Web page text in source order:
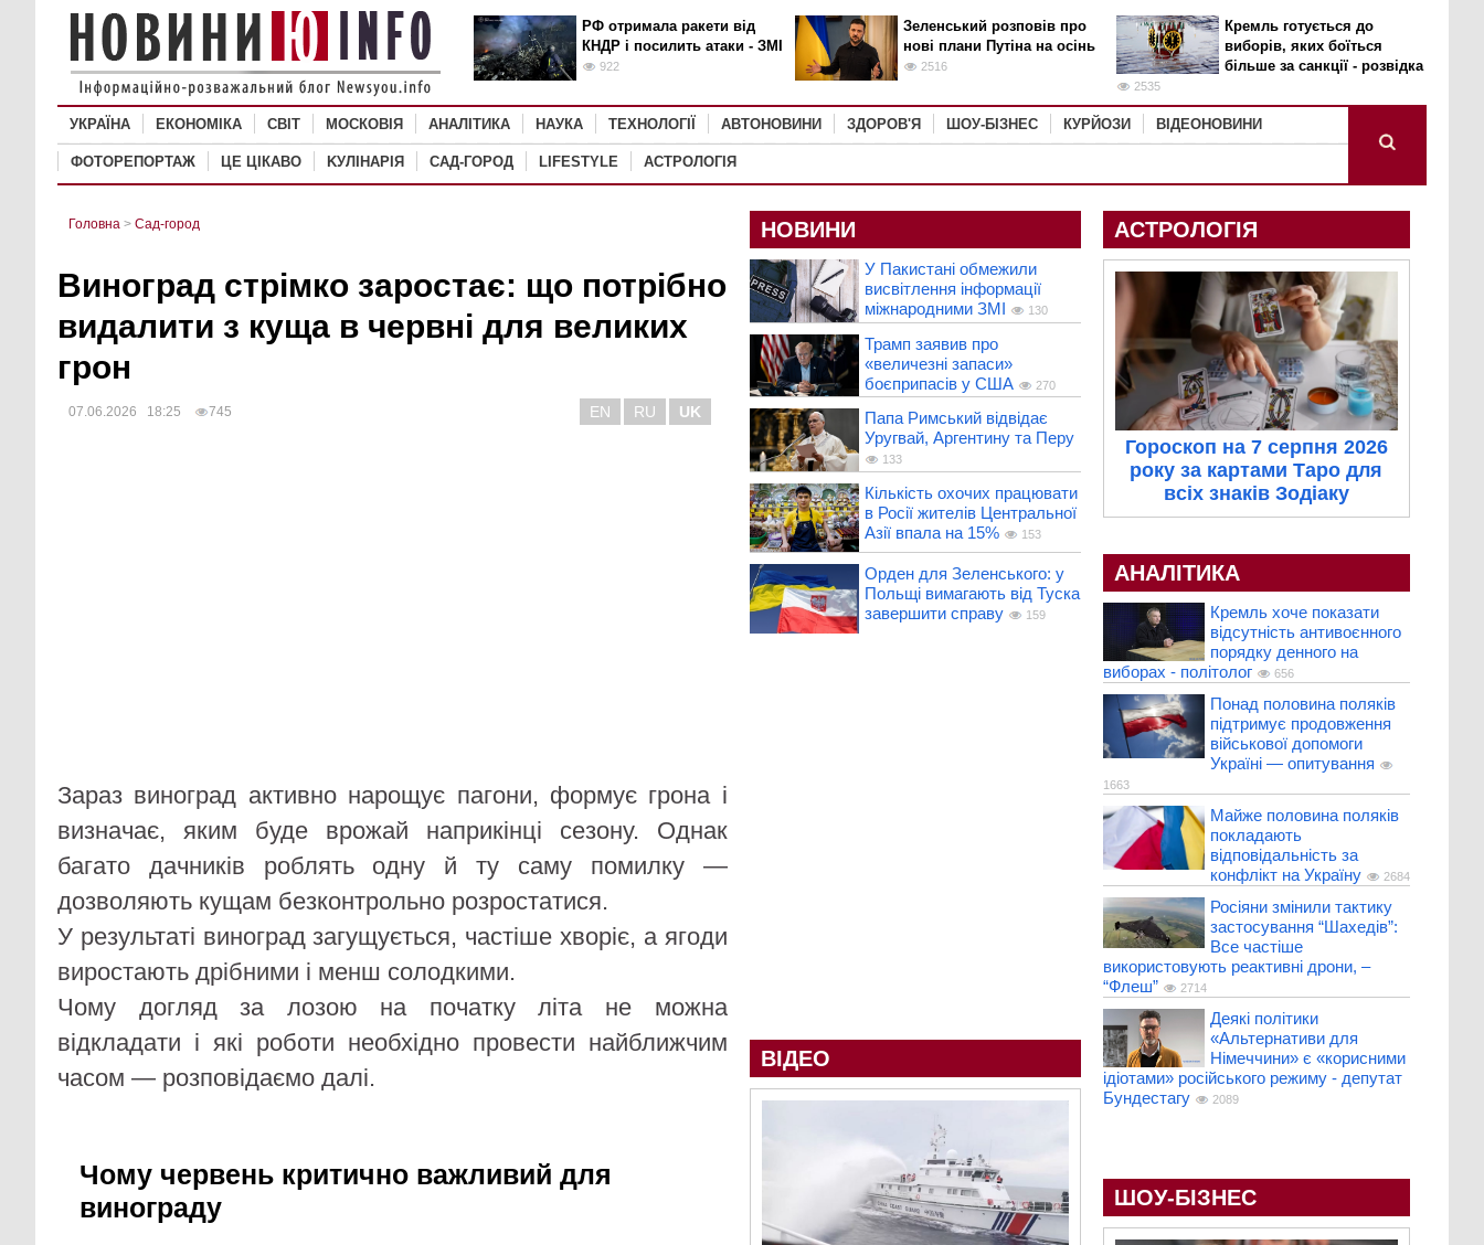
РФ отримала ракети від
КНДР і посилить атаки - ЗМІ
922
Зеленський розповів про
нові плани Путіна на осінь
2516
Кремль готується до
виборів, яких боїться
більше за санкції - розвідка
2535
УКРАЇНА ЕКОНОМІКА СВІТ MОСКОВІЯ АНАЛІТИКА НАУКА ТЕХНОЛОГІЇ АВТОНОВИНИ ЗДОРОВ'Я ШОУ-БІЗНЕС КУРЙОЗИ ВІДЕОНОВИНИ
ФОТОРЕПОРТАЖ ЦЕ ЦІКАВО KУЛІНАРІЯ САД-ГОРОД LIFESTYLE АСТРОЛОГІЯ
Головна > Сад-город
Виноград стрімко заростає: що потрібно
видалити з куща в червні для великих
грон
07.06.2026 18:25 745 EN RU UK
Зараз виноград активно нарощує пагони, формує грона і
визначає, яким буде врожай наприкінці сезону. Однак
багато дачників роблять одну й ту саму помилку —
дозволяють кущам безконтрольно розростатися.
У результаті виноград загущується, частіше хворіє, а ягоди
виростають дрібними і менш солодкими.
Чому догляд за лозою на початку літа не можна
відкладати і які роботи необхідно провести найближчим
часом — розповідаємо далі.
Чому червень критично важливий для
винограду
НОВИНИ
У Пакистані обмежили
висвітлення інформації
міжнародними ЗМІ
130
Трамп заявив про
«величезні запаси»
боєприпасів у США
270
Папа Римський відвідає
Уругвай, Аргентину та Перу
133
Кількість охочих працювати
в Росії жителів Центральної
Азії впала на 15%
153
Орден для Зеленського: у
Польщі вимагають від Туска
завершити справу
159
ВІДЕО
АСТРОЛОГІЯ
Гороскоп на 7 серпня 2026
року за картами Таро для
всіх знаків Зодіаку
АНАЛІТИКА
Кремль хоче показати
відсутність антивоєнного
порядку денного на
виборах - політолог
656
Понад половина поляків
підтримує продовження
військової допомоги
Україні — опитування
1663
Майже половина поляків
покладають
відповідальність за
конфлікт на Україну
2684
Росіяни змінили тактику
застосування “Шахедів”:
Все частіше
використовують реактивні дрони, –
“Флеш”
2714
Деякі політики
«Альтернативи для
Німеччини» є «корисними
ідіотами» російського режиму - депутат
Бундестагу
2089
ШОУ-БІЗНЕС